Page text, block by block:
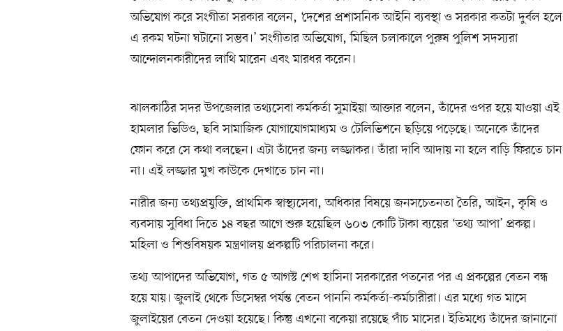
অভিযোগ করে সংগীতা সরকার বলেন, ‘দেশের প্রশাসনিক আইনি ব্যবস্থা ও সরকার কতটা দুর্বল হলে
এ রকম ঘটনা ঘটানো সম্ভব।’ সংগীতার অভিযোগ, মিছিল চলাকালে পুরুষ পুলিশ সদস্যরা
আন্দোলনকারীদের লাথি মারেন এবং মারধর করেন।
ঝালকাঠির সদর উপজেলার তথ্যসেবা কর্মকর্তা সুমাইয়া আক্তার বলেন, তাঁদের ওপর হয়ে যাওয়া এই
হামলার ভিডিও, ছবি সামাজিক যোগাযোগমাধ্যম ও টেলিভিশনে ছড়িয়ে পড়েছে। অনেকে তাঁদের
ফোন করে সে কথা বলছেন। এটা তাঁদের জন্য লজ্জাকর। তাঁরা দাবি আদায় না হলে বাড়ি ফিরতে চান
না। এই লজ্জার মুখ কাউকে দেখাতে চান না।
নারীর জন্য তথ্যপ্রযুক্তি, প্রাথমিক স্বাস্থ্যসেবা, অধিকার বিষয়ে জনসচেতনতা তৈরি, আইন, কৃষি ও
ব্যবসায় সুবিধা দিতে ১৪ বছর আগে শুরু হয়েছিল ৬০৩ কোটি টাকা ব্যয়ের ‘তথ্য আপা’ প্রকল্প।
মহিলা ও শিশুবিষয়ক মন্ত্রণালয় প্রকল্পটি পরিচালনা করে।
তথ্য আপাদের অভিযোগ, গত ৫ আগস্ট শেখ হাসিনা সরকারের পতনের পর এ প্রকল্পের বেতন বন্ধ
হয়ে যায়। জুলাই থেকে ডিসেম্বর পর্যন্ত বেতন পাননি কর্মকর্তা-কর্মচারীরা। এর মধ্যে গত মাসে
জুলাইয়ের বেতন দেওয়া হয়েছে। কিন্তু এখনো বকেয়া রয়েছে পাঁচ মাসের। ইতিমধ্যে তাঁদের জানানো